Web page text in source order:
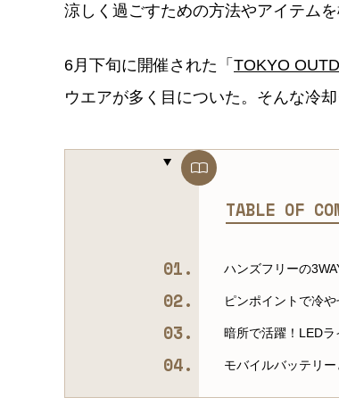
涼しく過ごすための方法やアイテム
6月下旬に開催された「 TOKYO
ウエアが多く目についた。そんな冷
TABLE OF
ハンズフリーの
ピンポイントで冷や
暗所で活躍！LEDラ
モバイルバッテリー